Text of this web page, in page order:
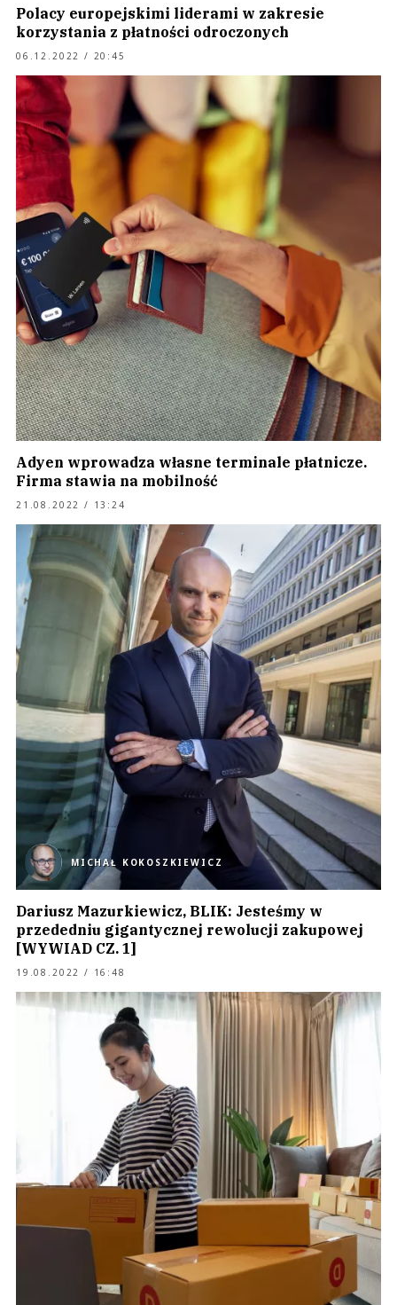
Polacy europejskimi liderami w zakresie
korzystania z płatności odroczonych
06.12.2022 / 20:45
Adyen wprowadza własne terminale płatnicze.
Firma stawia na mobilność
21.08.2022 / 13:24
MICHAŁ KOKOSZKIEWICZ
Dariusz Mazurkiewicz, BLIK: Jesteśmy w
przededniu gigantycznej rewolucji zakupowej
[WYWIAD CZ. 1]
19.08.2022 / 16:48